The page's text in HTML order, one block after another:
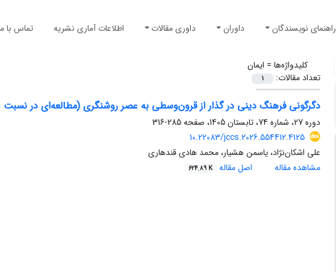
راهنمای نویسندگان داوران داوری مقالات اطلاعات آماری نشریه تماس با
کلیدواژه‌ها = ایمان
تعداد مقالات:
1
دگرگونی فرهنگ دینی در گذار از قرون‌وسطی به عصر روشنگری (مطالعه‌ای در نسبت
دوره 27، شماره 74، تابستان 1405، صفحه
285-316
10.22083/jccs.2026.554412.4125
علی اشکان‌نژاد، یاسمن هشیار، محمد هادی قندهاری
مشاهده مقاله
اصل مقاله 624.89 K